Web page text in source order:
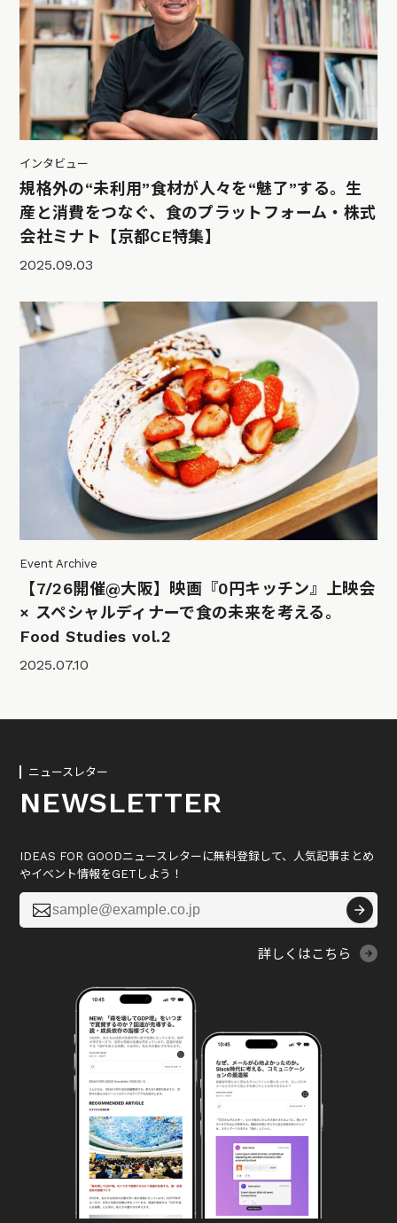
インタビュー
規格外の“未利用”食材が人々を“魅了”する。生
産と消費をつなぐ、食のプラットフォーム・株式
会社ミナト【京都CE特集】
2025.09.03
Event Archive
【7/26開催@大阪】映画『0円キッチン』上映会
× スペシャルディナーで食の未来を考える。
Food Studies vol.2
2025.07.10
ニュースレター
NEWSLETTER
IDEAS FOR GOODニュースレターに無料登録して、人気記事まとめ
やイベント情報をGETしよう！

詳しくはこちら